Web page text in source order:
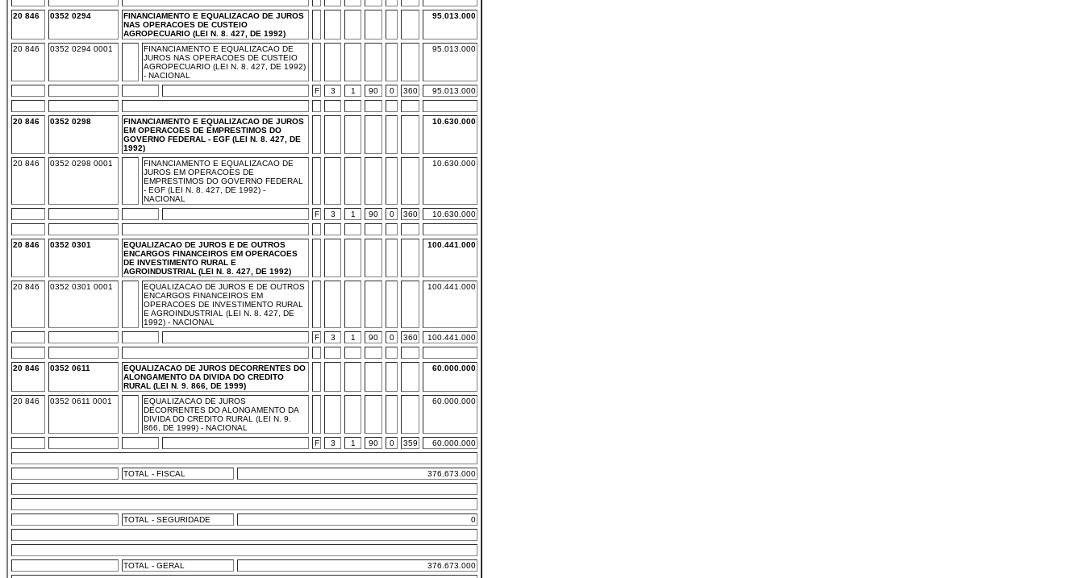
20 846 0352 0294
FINANCIAMENTO E EQUALIZACAO DE JUROS
NAS OPERACOES DE CUSTEIO
AGROPECUARIO (LEI N. 8. 427, DE 1992)
95.013.000
20 846 0352 0294 0001
FINANCIAMENTO E EQUALIZACAO DE
JUROS NAS OPERACOES DE CUSTEIO
AGROPECUARIO (LEI N. 8. 427, DE 1992)
- NACIONAL
95.013.000
F 3 1 90 0 360 95.013.000
20 846 0352 0298
FINANCIAMENTO E EQUALIZACAO DE JUROS
EM OPERACOES DE EMPRESTIMOS DO
GOVERNO FEDERAL - EGF (LEI N. 8. 427, DE
1992)
10.630.000
20 846 0352 0298 0001
FINANCIAMENTO E EQUALIZACAO DE
JUROS EM OPERACOES DE
EMPRESTIMOS DO GOVERNO FEDERAL
- EGF (LEI N. 8. 427, DE 1992) -
NACIONAL
10.630.000
F 3 1 90 0 360 10.630.000
20 846 0352 0301
EQUALIZACAO DE JUROS E DE OUTROS
ENCARGOS FINANCEIROS EM OPERACOES
DE INVESTIMENTO RURAL E
AGROINDUSTRIAL (LEI N. 8. 427, DE 1992)
100.441.000
20 846 0352 0301 0001
EQUALIZACAO DE JUROS E DE OUTROS
ENCARGOS FINANCEIROS EM
OPERACOES DE INVESTIMENTO RURAL
E AGROINDUSTRIAL (LEI N. 8. 427, DE
1992) - NACIONAL
100.441.000
F 3 1 90 0 360 100.441.000
20 846 0352 0611
EQUALIZACAO DE JUROS DECORRENTES DO
ALONGAMENTO DA DIVIDA DO CREDITO
RURAL (LEI N. 9. 866, DE 1999)
60.000.000
20 846 0352 0611 0001
EQUALIZACAO DE JUROS
DECORRENTES DO ALONGAMENTO DA
DIVIDA DO CREDITO RURAL (LEI N. 9.
866, DE 1999) - NACIONAL
60.000.000
F 3 1 90 0 359 60.000.000
TOTAL - FISCAL 376.673.000
TOTAL - SEGURIDADE 0
TOTAL - GERAL 376.673.000